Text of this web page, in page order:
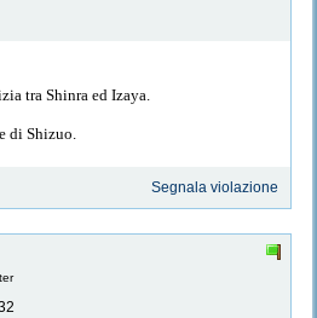
tra Shinra ed Izaya.
di Shizuo.
Segnala violazione